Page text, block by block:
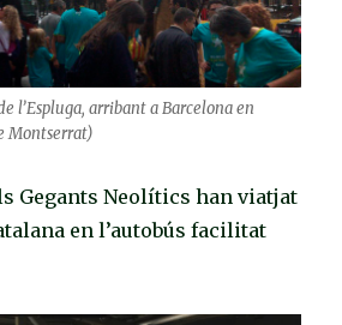
l’Espluga, arribant a Barcelona en
Montserrat)
Gegants Neolítics han viatjat
en l’autobús facilitat